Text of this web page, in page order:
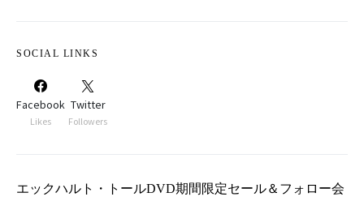
SOCIAL LINKS
Facebook
Likes
Twitter
Followers
エックハルト・トールDVD期間限定セール＆フォロー会